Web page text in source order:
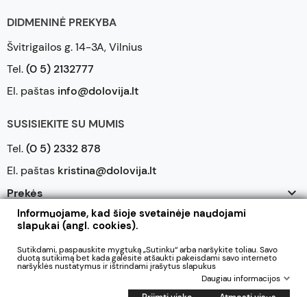
DIDMENINĖ PREKYBA
Švitrigailos g. 14-3A, Vilnius
Tel.(0 5) 2132777
El. paštas info@dolovija.lt
SUSISIEKITE SU MUMIS
Tel.(0 5) 2332 878
El. paštas kristina@dolovija.lt
Prekės

Mūsų įmonė
Jūsų paskyra
2026 © UAB Dolovija. Visos teisės saugomos
Informuojame, kad šioje svetainėje naudojami
slapukai (angl. cookies).
Sutikdami, paspauskite mygtuką „Sutinku“ arba naršykite toliau. Savo
duotą sutikimą bet kada galėsite atšaukti pakeisdami savo interneto
naršyklės nustatymus ir ištrindami įrašytus slapukus
Daugiau informacijos